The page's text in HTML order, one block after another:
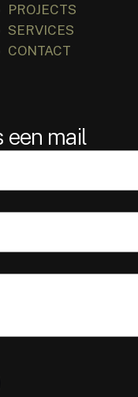
PROJECTS
SERVICES
CONTACT
een mail